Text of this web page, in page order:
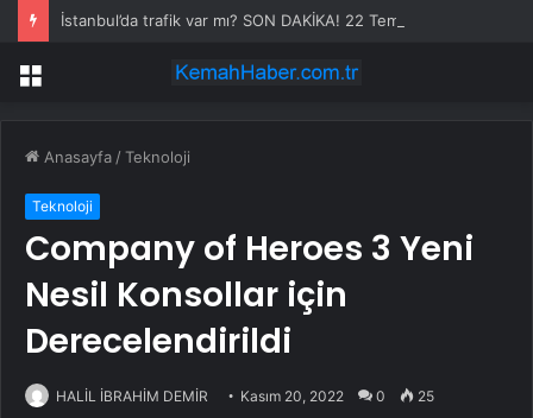
Menü
Anasayfa /Teknoloji
Teknoloji
Company of Heroes 3 Yeni
Nesil Konsollar için
Derecelendirildi
HALİL İBRAHİM DEMİR Kasım 20, 2022 0 25